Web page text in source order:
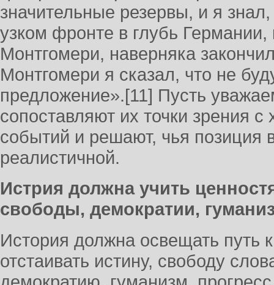
значительные резервы, и я
узком фронте в глубь Германии,
Монтгомери, наверняка
Монтгомери я сказал, что не
предложение».[11] Пусть
сопоставляют их точки зрения
событий и решают, чья позиция
реалистичной.
Истрия должна учить
свободы, демократии,
История должна освещать путь
отстаивать истину, свободу